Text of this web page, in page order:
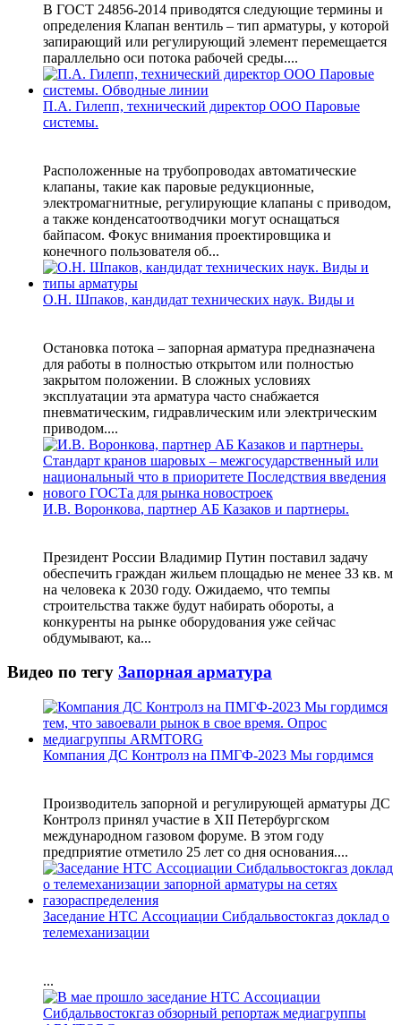
В ГОСТ 24856-2014 приводятся следующие термины и
определения Клапан вентиль – тип арматуры, у которой
запирающий или регулирующий элемент перемещается
параллельно оси потока рабочей среды....
П.А. Гилепп, технический директор ООО Паровые
системы.
Расположенные на трубопроводах автоматические
клапаны, такие как паровые редукционные,
электромагнитные, регулирующие клапаны с приводом,
а также конденсатоотводчики могут оснащаться
байпасом. Фокус внимания проектировщика и
конечного пользователя об...
О.Н. Шпаков, кандидат технических наук. Виды и
Остановка потока – запорная арматура предназначена
для работы в полностью открытом или полностью
закрытом положении. В сложных условиях
эксплуатации эта арматура часто снабжается
пневматическим, гидравлическим или электрическим
приводом....
И.В. Воронкова, партнер АБ Казаков и партнеры.
Президент России Владимир Путин поставил задачу
обеспечить граждан жильем площадью не менее 33 кв. м
на человека к 2030 году. Ожидаемо, что темпы
строительства также будут набирать обороты, а
конкуренты на рынке оборудования уже сейчас
обдумывают, ка...
Видео по тегу Запорная арматура
Компания ДС Контролз на ПМГФ-2023 Мы гордимся
Производитель запорной и регулирующей арматуры ДС
Контролз принял участие в XII Петербургском
международном газовом форуме. В этом году
предприятие отметило 25 лет со дня основания....
Заседание НТС Ассоциации Сибдальвостокгаз доклад о
телемеханизации
...